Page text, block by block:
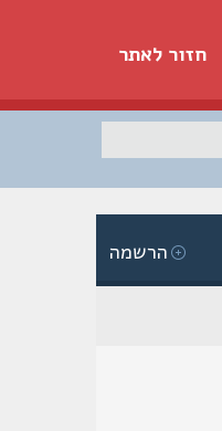
חזור לאתר
הרשמה